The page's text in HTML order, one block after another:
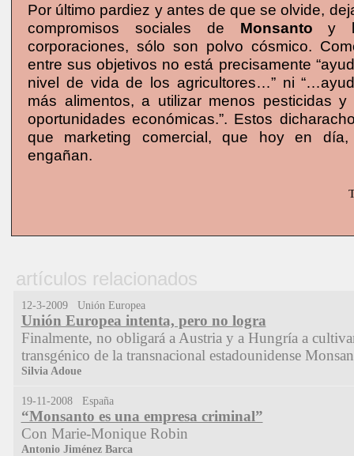
Por último pardiez y antes de que se olvide,
compromisos sociales de Monsanto y
corporaciones, sólo son polvo cósmico.
entre sus objetivos no está precisamente
nivel de vida de los agricultores…” ni
más alimentos, a utilizar menos pesticidas
oportunidades económicas.”. Estos
que marketing comercial, que hoy en
engañan.
artículos relacionados
12-3-2009 Unión Europea
Unión Europea intenta, pero no logra
Finalmente, no obligará a Austria y a Hungría a
transgénico de la transnacional estadounidense
Silvia Adoue
19-11-2008 España
“Monsanto es una empresa criminal”
Con Marie-Monique Robin
Antonio Jiménez Barca